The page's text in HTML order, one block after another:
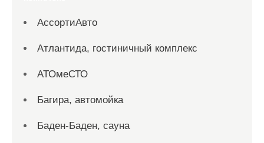
АссортиАвто
Атлантида, гостиничный комплекс
АТОмеСТО
Багира, автомойка
Баден-Баден, сауна